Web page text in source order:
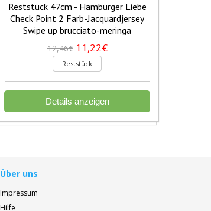
Reststück 47cm - Hamburger Liebe
Check Point 2 Farb-Jacquardjersey
Swipe up brucciato-meringa
12,46€ 11,22€
Reststück
Details anzeigen
Über uns
Impressum
Hilfe